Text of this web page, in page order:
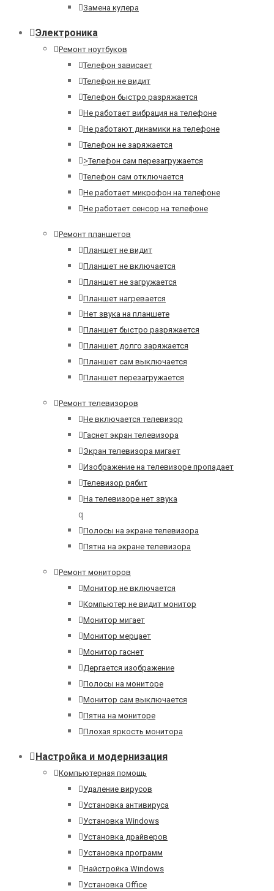
Замена кулера
Электроника
Ремонт ноутбуков
Телефон зависает
Телефон не видит
Телефон быстро разряжается
Не работает вибрация на телефоне
Не работают динамики на телефоне
Телефон не заряжается
>Телефон сам перезагружается
Телефон сам отключается
Не работает микрофон на телефоне
Не работает сенсор на телефоне
Ремонт планшетов
Планшет не видит
Планшет не включается
Планшет не загружается
Планшет нагревается
Нет звука на планшете
Планшет быстро разряжается
Планшет долго заряжается
Планшет сам выключается
Планшет перезагружается
Ремонт телевизоров
Не включается телевизор
Гаснет экран телевизора
Экран телевизора мигает
Изображение на телевизоре пропадает
Телевизор рябит
На телевизоре нет звука
q
Полосы на экране телевизора
Пятна на экране телевизора
Ремонт мониторов
Монитор не включается
Компьютер не видит монитор
Монитор мигает
Монитор мерцает
Монитор гаснет
Дергается изображение
Полосы на мониторе
Монитор сам выключается
Пятна на мониторе
Плохая яркость монитора
Настройка и модернизация
Компьютерная помощь
Удаление вирусов
Установка антивируса
Установка Windows
Установка драйверов
Установка программ
Найстройка Windows
Установка Office